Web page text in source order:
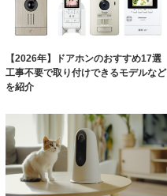
【2026年】ドアホンのおすすめ17選
工事不要で取り付けできるモデルなど
を紹介